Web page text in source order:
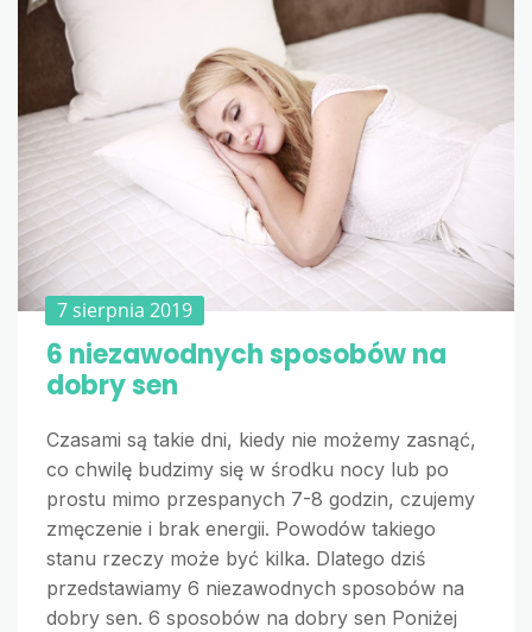
7 sierpnia 2019
6 niezawodnych sposobów na
dobry sen
Czasami są takie dni, kiedy nie możemy zasnąć,
co chwilę budzimy się w środku nocy lub po
prostu mimo przespanych 7-8 godzin, czujemy
zmęczenie i brak energii. Powodów takiego
stanu rzeczy może być kilka. Dlatego dziś
przedstawiamy 6 niezawodnych sposobów na
dobry sen. 6 sposobów na dobry sen Poniżej